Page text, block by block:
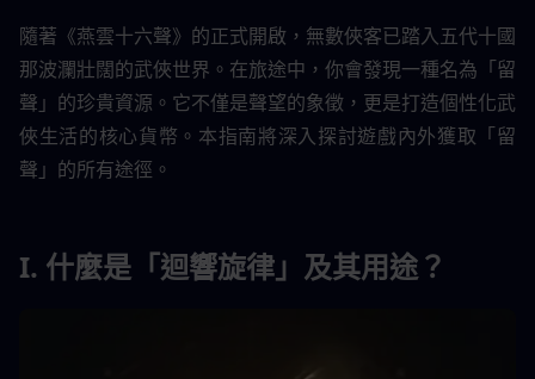
隨著《燕雲十六聲》的正式開啟，無數俠客已踏入五代十國
那波瀾壯闊的武俠世界。在旅途中，你會發現一種名為「留
聲」的珍貴資源。它不僅是聲望的象徵，更是打造個性化武
俠生活的核心貨幣。本指南將深入探討遊戲內外獲取「留
聲」的所有途徑。
I. 什麼是「迴響旋律」及其用途？